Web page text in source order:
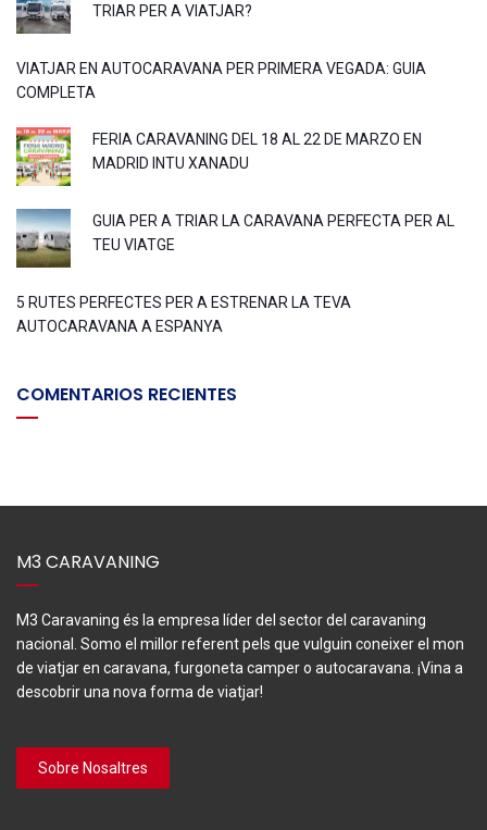
TRIAR PER A VIATJAR?
VIATJAR EN AUTOCARAVANA PER PRIMERA VEGADA: GUIA
COMPLETA
FERIA CARAVANING DEL 18 AL 22 DE MARZO EN
MADRID INTU XANADU
GUIA PER A TRIAR LA CARAVANA PERFECTA PER AL
TEU VIATGE
5 RUTES PERFECTES PER A ESTRENAR LA TEVA
AUTOCARAVANA A ESPANYA
COMENTARIOS RECIENTES
M3 CARAVANING
M3 Caravaning és la empresa líder del sector del caravaning
nacional. Somo el millor referent pels que vulguin coneixer el mon
de viatjar en caravana, furgoneta camper o autocaravana. ¡Vina a
descobrir una nova forma de viatjar!
Sobre Nosaltres